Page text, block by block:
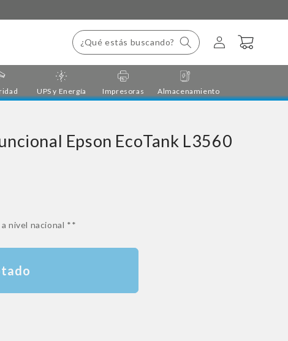
¿Qué estás buscando?
Iniciar
sesión
Carrito
UPS y Energía Impresoras Almacenamiento
Epson EcoTank L3560
nivel nacional **